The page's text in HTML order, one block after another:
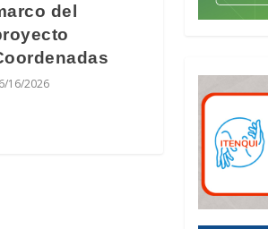
del
16/2026